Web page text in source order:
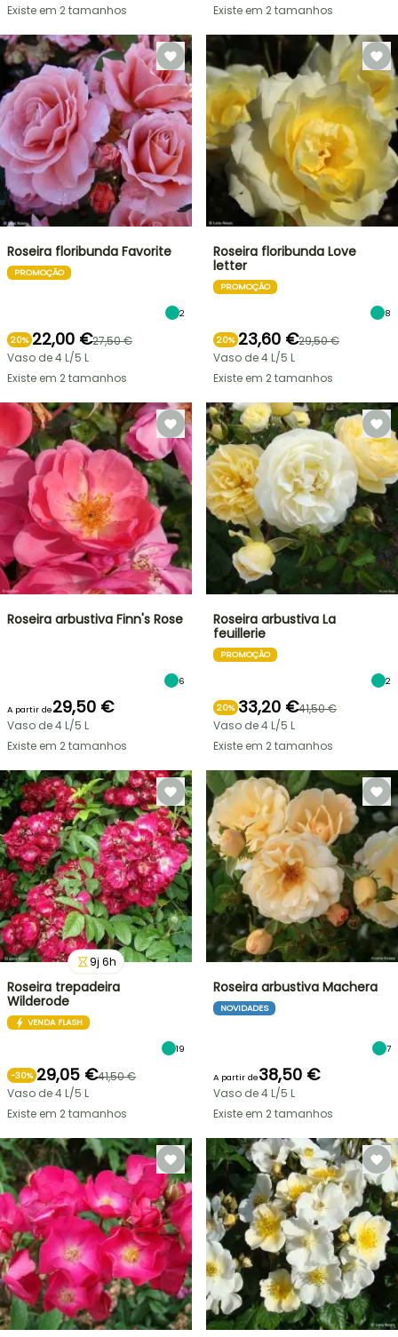
Existe em 2 tamanhos
Existe em 2 tamanhos
Roseira floribunda Favorite
PROMOÇÃO
2
20% 22,00 €27,50 €
Vaso de 4 L/5 L
Existe em 2 tamanhos
Roseira floribunda Love
letter
PROMOÇÃO
8
20% 23,60 €29,50 €
Vaso de 4 L/5 L
Existe em 2 tamanhos
Roseira arbustiva Finn's Rose
6
A partir de29,50 €
Vaso de 4 L/5 L
Existe em 2 tamanhos
Roseira arbustiva La
feuillerie
PROMOÇÃO
2
20% 33,20 €41,50 €
Vaso de 4 L/5 L
Existe em 2 tamanhos
9j 6h
Roseira trepadeira
Wilderode
VENDA FLASH
19
-30% 29,05 €41,50 €
Vaso de 4 L/5 L
Existe em 2 tamanhos
Roseira arbustiva Machera
NOVIDADES
7
A partir de38,50 €
Vaso de 4 L/5 L
Existe em 2 tamanhos